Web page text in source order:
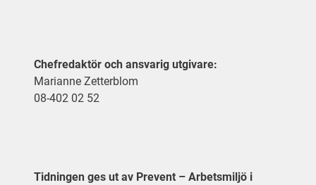
Chefredaktör och ansvarig utgivare:
Marianne Zetterblom
08-402 02 52
Tidningen ges ut av Prevent – Arbetsmiljö i